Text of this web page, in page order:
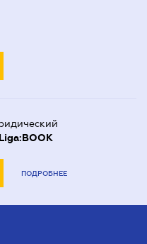
Liga:BOOK
ПОДРОБНЕЕ